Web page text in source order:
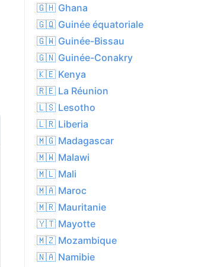
jeu. 13. août
Ensoleillé
30.7°C
🇬🇭 Ghana
🇬🇶 Guinée équatoriale
🇬🇼 Guinée-Bissau
🇬🇳 Guinée-Conakry
🇰🇪 Kenya
🇷🇪 La Réunion
🇱🇸 Lesotho
🇱🇷 Liberia
🇲🇬 Madagascar
🇲🇼 Malawi
🇲🇱 Mali
🇲🇦 Maroc
🇲🇷 Mauritanie
🇾🇹 Mayotte
🇲🇿 Mozambique
🇳🇦 Namibie